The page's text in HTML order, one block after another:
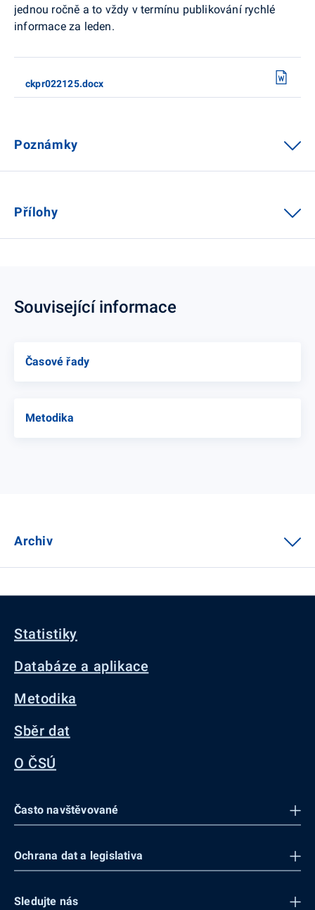
jednou ročně a to vždy v termínu publikování rychlé
informace za leden.
ckpr022125.docx
Poznámky
Přílohy
Související informace
Časové řady
Metodika
Archiv
Statistiky
Databáze a aplikace
Metodika
Sběr dat
O ČSÚ
Často navštěvované
Ochrana dat a legislativa
Sledujte nás